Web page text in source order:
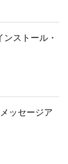
ストール・
ッセージア